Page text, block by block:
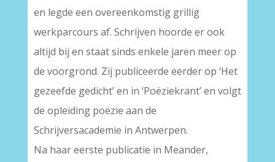
en legde een overeenkomstig grillig
werkparcours af. Schrijven hoorde er ook
altijd bij en staat sinds enkele jaren meer op
de voorgrond. Zij publiceerde eerder op ‘Het
gezeefde gedicht’ en in ‘Poëziekrant’ en volgt
de opleiding poëzie aan de
Schrijversacademie in Antwerpen.
Na haar eerste publicatie in Meander,